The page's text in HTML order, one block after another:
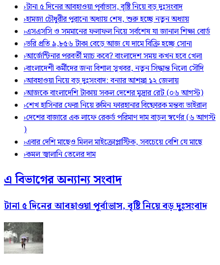
›টানা ৫ দিনের আবহাওয়া পূর্বাভাস, বৃষ্টি নিয়ে বড় দুঃসংবাদ
›হামজা চৌধুরীর পুরানো অধ্যায় শেষ, শুরু হচ্ছে নতুন অধ্যায়
›এসএসসি ও সমমানের ফলাফল নিয়ে সর্বশেষ যা জানাল শিক্ষা বোর্ড
›ভরি প্রতি ৯,৮৫৬ টাকা বেড়ে আজ যে দামে বিক্রি হচ্ছে সোনা
›আর্জেন্টিনার পরবর্তী ম্যাচ কবে? বাংলাদেশ সময় কখন হবে খেলা
›বাংলাদেশী কর্মীদের জন্য বিশাল সুখবর, নতুন সিদ্ধান্ত নিলো সৌদি
›আবহাওয়া নিয়ে বড় দুঃসংবাদ: বন্যার আশঙ্কা ১২ জেলায়
›আজকে বাংলাদেশি টাকায় সকল দেশের মুদ্রার রেট (০৬ আগস্ট)
›শেখ হাসিনার ফেরা নিয়ে রুমিন ফারহানার বিষ্ফোরক মন্তব্য ভাইরাল
›দেশের বাজারে এক লাফে রেকর্ড পরিমাণ দাম বাড়ল স্বর্ণের (৬ আগস্ট
)
›এবার দেশি মাছেও মিলল মাইক্রোপ্লাস্টিক, সবচেয়ে বেশি যে মাছে
›কমল জ্বালানি তেলের দাম
এ বিভাগের অন্যান্য সংবাদ
টানা ৫ দিনের আবহাওয়া পূর্বাভাস, বৃষ্টি নিয়ে বড় দুঃসংবাদ